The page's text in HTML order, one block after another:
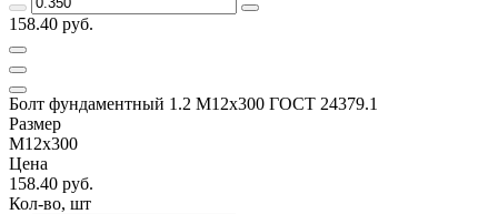
158.40 руб.
Болт фундаментный 1.2 М12х300 ГОСТ 24379.1
Размер
М12х300
Цена
158.40 руб.
Кол-во, шт